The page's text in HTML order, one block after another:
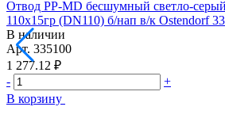
Отвод PP-MD бесшумный светло-
110х15гр (DN110) б/нап в/к Ostendorf
В наличии
Арт. 335100
1 277.12 ₽
-
+
В корзину